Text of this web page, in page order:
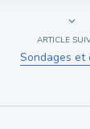
ARTICLE
Sondages et